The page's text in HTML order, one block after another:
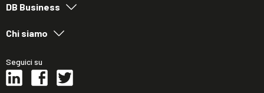
DB Business
Chi siamo
Seguici su